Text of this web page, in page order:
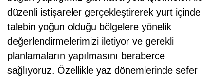
düzenli istişareler gerçekleştirerek yurt içinde
talebin yoğun olduğu bölgelere yönelik
değerlendirmelerimizi iletiyor ve gerekli
planlamaların yapılmasını beraberce
sağlıyoruz. Özellikle yaz dönemlerinde sefer